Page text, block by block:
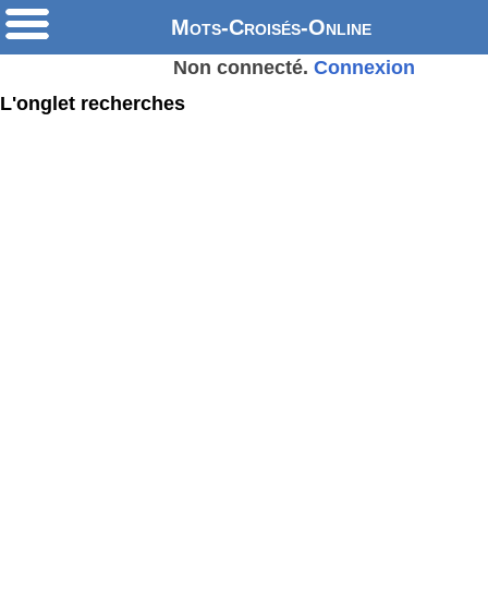
Mots-Croisés-Online
Non connecté. Connexion
L'onglet recherches